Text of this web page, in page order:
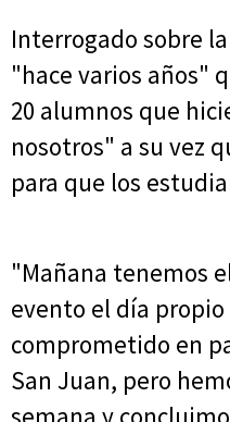
Interrogado sobre
"hace varios años"
20 alumnos que
nosotros" a su vez
para que los
"Mañana tenemos
evento el día
comprometido en
San Juan, pero